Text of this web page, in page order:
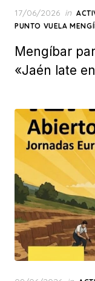
Posted
on
17/06/2026 in
PUNTO VUELA
Mengíbar
«Jaén late